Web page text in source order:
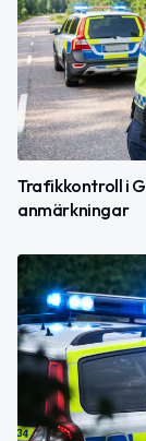
Trafikkontroll i
anmärkningar